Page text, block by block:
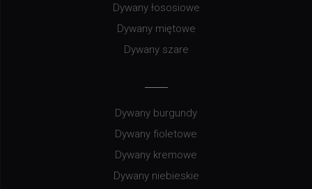
Dywany łososiowe
Dywany miętowe
Dywany szare
Dywany burgundy
Dywany fioletowe
Dywany kremowe
Dywany niebieskie